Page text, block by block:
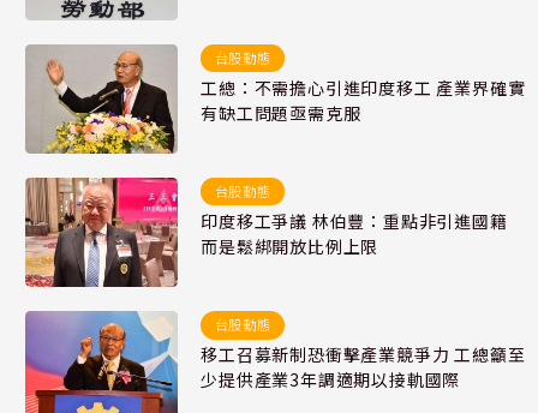
台股動態
工總：不需擔心引進印度移工 產業界確實
有缺工問題亟需克服
台股動態
印度移工爭議 林伯豐：重點非引進國籍
而是鬆綁開放比例上限
台股動態
移工召募新制恐衝擊產業競爭力 工總籲至
少提供產業3年調適期以接軌國際